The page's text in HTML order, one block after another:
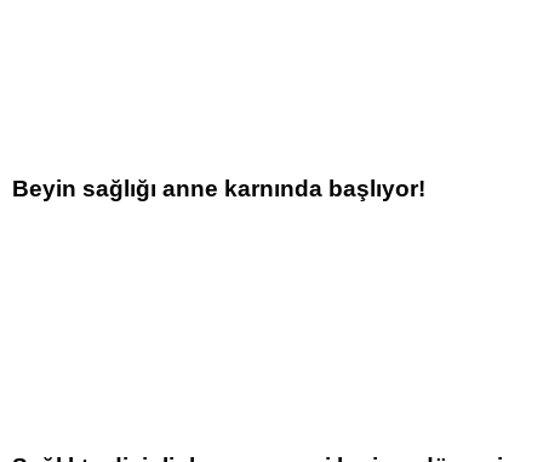
Beyin sağlığı anne karnında başlıyor!